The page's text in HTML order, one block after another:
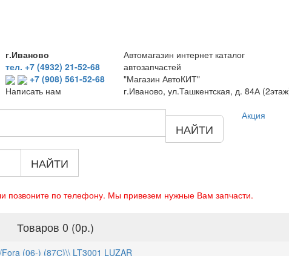
г.Иваново
тел. +7 (4932) 21-52-68
+7 (908) 561-52-68
Написать нам
Автомагазин интернет каталог
автозапчастей
"Магазин АвтоКИТ"
г.Иваново, ул.Ташкентская, д. 84А
НАЙТИ
НАЙТИ
Акция
позвоните по телефону. Мы привезем нужные Вам запчасти.
Товаров 0 (0р.)
(06-) (87С)\\ LT3001 LUZAR